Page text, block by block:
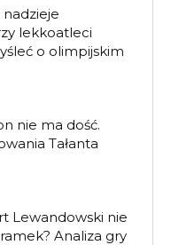
nadzieje
lekkoatleci
o olimpijskim
nie ma dość.
Tałanta
Lewandowski nie
Analiza gry